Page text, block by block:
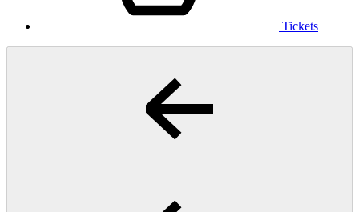
Tickets